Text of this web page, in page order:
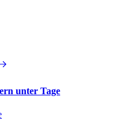
unter Tage